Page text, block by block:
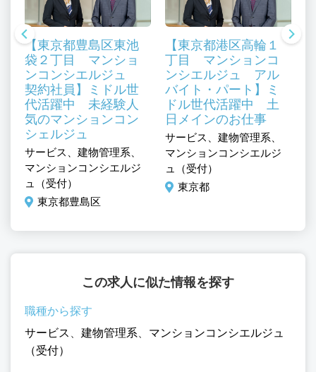
【東京都豊島区東池
袋２丁目 マンショ
ンコンシエルジュ
契約社員】ミドル世
代活躍中 未経験人
気のマンションコン
シェルジュ
サービス、建物管理系、
マンションコンシエルジ
ュ（受付）
東京都豊島区
【東京都港区高輪１
丁目 マンションコ
ンシエルジュ アル
バイト・パート】ミ
ドル世代活躍中 土
日メインのお仕事
サービス、建物管理系、
マンションコンシエルジ
ュ（受付）
東京都
この求人に似た情報を探す
職種から探す
サービス
建物管理系
マンションコンシエルジュ
（受付）